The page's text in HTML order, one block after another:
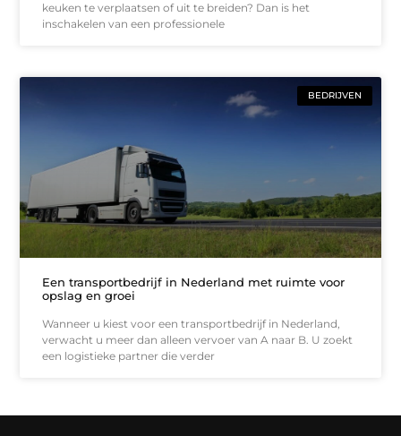
keuken te verplaatsen of uit te breiden? Dan is het
inschakelen van een professionele
BEDRIJVEN
Een transportbedrijf in Nederland met ruimte voor
opslag en groei
Wanneer u kiest voor een transportbedrijf in Nederland,
verwacht u meer dan alleen vervoer van A naar B. U zoekt
een logistieke partner die verder